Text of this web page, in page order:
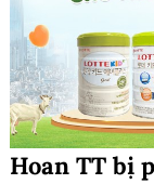
Hoan TT bị